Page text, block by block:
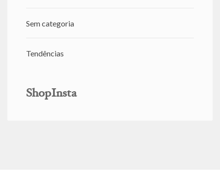
Sem categoria
Tendências
ShopInsta